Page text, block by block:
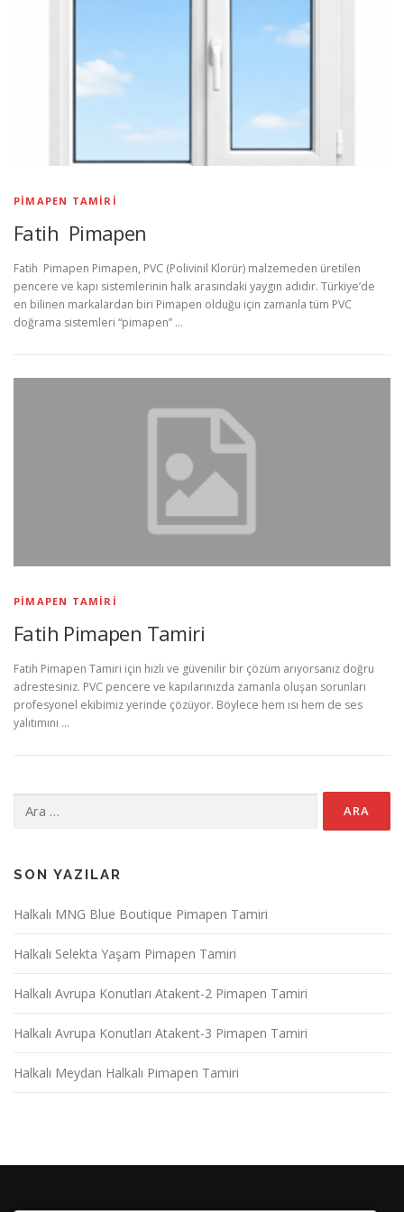
PIMAPEN TAMIRI
Fatih Pimapen
Fatih Pimapen Pimapen, PVC (Polivinil Klorür) malzemeden üretilen
pencere ve kapı sistemlerinin halk arasındaki yaygın adıdır. Türkiye’de
en bilinen markalardan biri Pimapen olduğu için zamanla tüm PVC
doğrama sistemleri “pimapen” …
PIMAPEN TAMIRI
Fatih Pimapen Tamiri
Fatih Pimapen Tamiri için hızlı ve güvenilir bir çözüm arıyorsanız doğru
adrestesiniz. PVC pencere ve kapılarınızda zamanla oluşan sorunları
profesyonel ekibimiz yerinde çözüyor. Böylece hem ısı hem de ses
yalıtımını …
SON YAZILAR
Halkalı MNG Blue Boutique Pimapen Tamiri
Halkalı Selekta Yaşam Pimapen Tamiri
Halkalı Avrupa Konutları Atakent-2 Pimapen Tamiri
Halkalı Avrupa Konutları Atakent-3 Pimapen Tamiri
Halkalı Meydan Halkalı Pimapen Tamiri